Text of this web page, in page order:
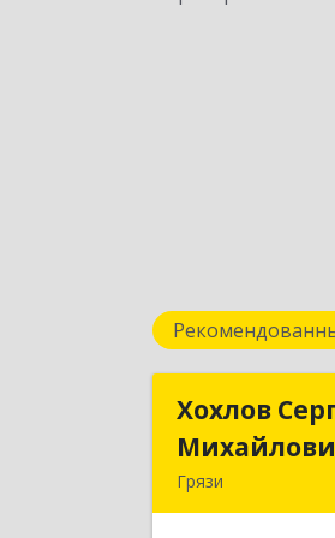
Хохлов
Грязи